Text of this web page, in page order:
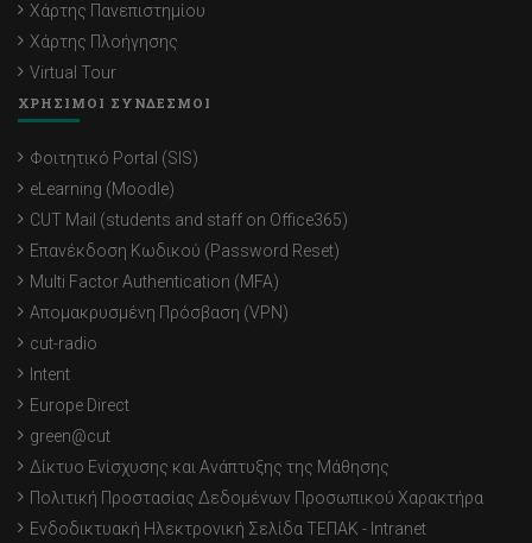
Χάρτης Πανεπιστημίου
Χάρτης Πλοήγησης
Virtual Tour
ΧΡΗΣΙΜΟΙ ΣΥΝΔΕΣΜΟΙ
Φοιτητικό Portal (SIS)
eLearning (Moodle)
CUT Mail (students and staff on Office365)
Επανέκδοση Κωδικού (Password Reset)
Multi Factor Authentication (MFA)
Απομακρυσμένη Πρόσβαση (VPN)
cut-radio
Intent
Europe Direct
green@cut
Δίκτυο Ενίσχυσης και Ανάπτυξης της Μάθησης
Πολιτική Προστασίας Δεδομένων Προσωπικού Χαρακτήρα
Ενδοδικτυακή Ηλεκτρονική Σελίδα ΤΕΠΑΚ - Intranet